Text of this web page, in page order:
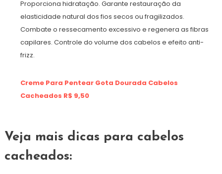
Proporciona hidratação. Garante restauração da
elasticidade natural dos fios secos ou fragilizados.
Combate o ressecamento excessivo e regenera as fibras
capilares. Controle do volume dos cabelos e efeito anti-
frizz.
Creme Para Pentear Gota Dourada Cabelos
Cacheados R$ 9,50
Veja mais dicas para cabelos
cacheados: